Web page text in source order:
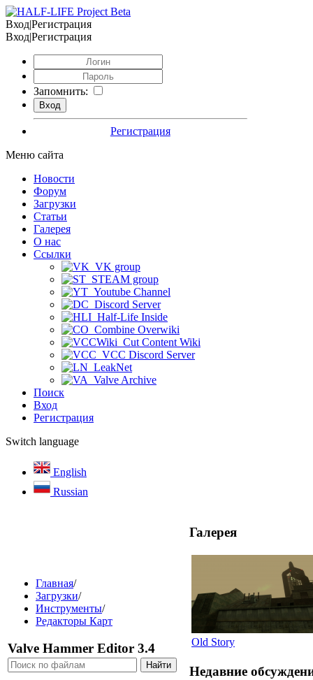
Вход|Регистрация
Вход|Регистрация
Запомнить:
Регистрация
Меню сайта
Новости
Форум
Загрузки
Статьи
Галерея
О нас
Ссылки
VK group
STEAM group
Youtube Channel
Discord Server
Half-Life Inside
Combine Overwiki
Cut Content Wiki
VCC Discord Server
LeakNet
Valve Archive
Поиск
Вход
Регистрация
Switch language
English
Russian
Главная/
Загрузки/
Инструменты/
Редакторы Карт
Valve Hammer Editor 3.4
Галерея
Old Story
Недавние